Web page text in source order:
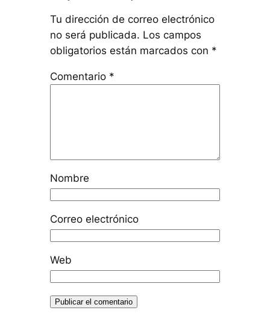
Tu dirección de correo electrónico
no será publicada. Los campos
obligatorios están marcados con *
Comentario *
Nombre
Correo electrónico
Web